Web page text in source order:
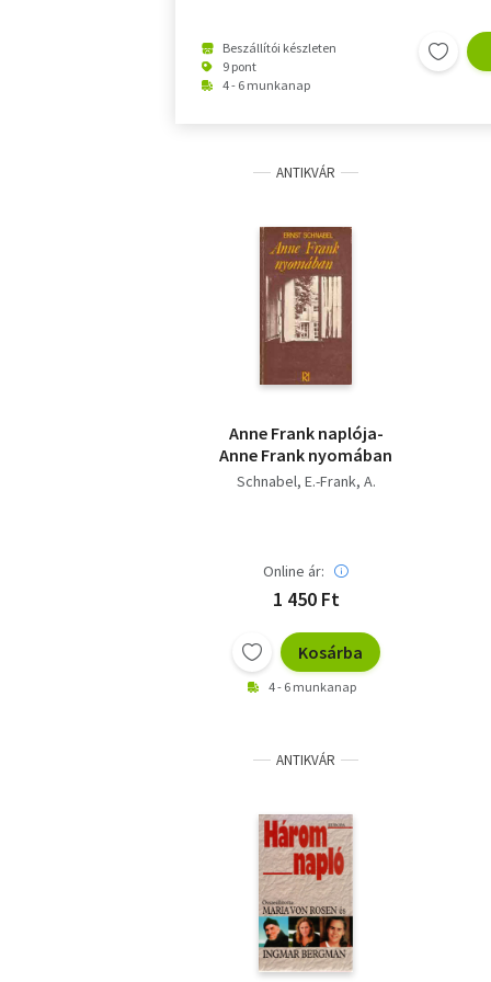
Beszállítói készleten
9 pont
4 - 6 munkanap
ANTIKVÁR
Anne Frank naplója-
Anne Frank nyomában
Schnabel, E.-Frank, A.
Online ár:
1 450 Ft
Kosárba
4 - 6 munkanap
ANTIKVÁR